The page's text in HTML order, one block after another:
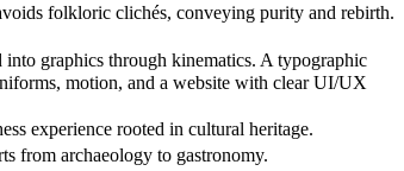
folkloric clichés, conveying purity and rebirth.
graphics through kinematics. A typographic
motion, and a website with clear UI/UX
experience rooted in cultural heritage.
from archaeology to gastronomy.